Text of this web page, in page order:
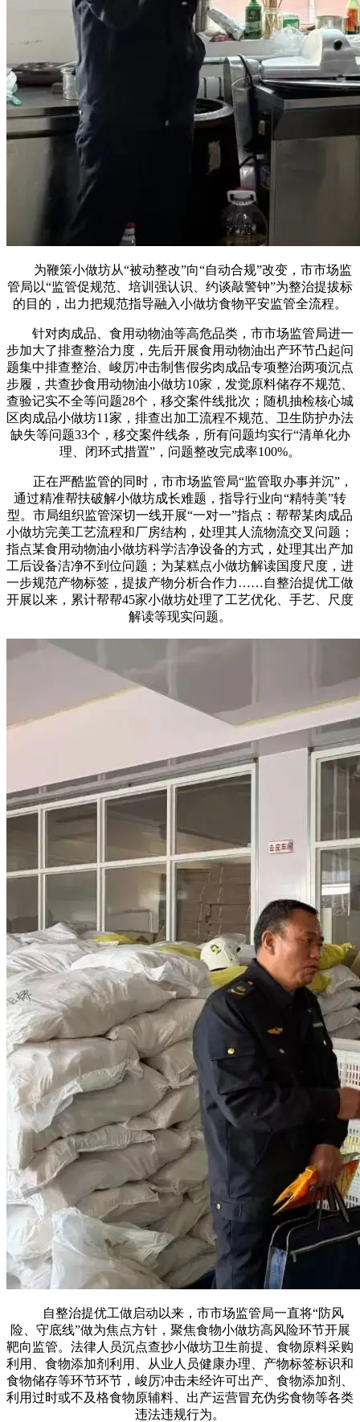
为鞭策小做坊从“被动整改”向“自动合规”改变，市市场监
管局以“监管促规范、培训强认识、约谈敲警钟”为整治提拔标
的目的，出力把规范指导融入小做坊食物平安监管全流程。
针对肉成品、食用动物油等高危品类，市市场监管局进一
步加大了排查整治力度，先后开展食用动物油出产环节凸起问
题集中排查整治、峻厉冲击制售假劣肉成品专项整治两项沉点
步履，共查抄食用动物油小做坊10家，发觉原料储存不规范、
查验记实不全等问题28个，移交案件线批次；随机抽检核心城
区肉成品小做坊11家，排查出加工流程不规范、卫生防护办法
缺失等问题33个，移交案件线条，所有问题均实行“清单化办
理、闭环式措置”，问题整改完成率100%。
正在严酷监管的同时，市市场监管局“监管取办事并沉”，
通过精准帮扶破解小做坊成长难题，指导行业向“精特美”转
型。市局组织监管深切一线开展“一对一”指点：帮帮某肉成品
小做坊完美工艺流程和厂房结构，处理其人流物流交叉问题；
指点某食用动物油小做坊科学洁净设备的方式，处理其出产加
工后设备洁净不到位问题；为某糕点小做坊解读国度尺度，进
一步规范产物标签，提拔产物分析合作力……自整治提优工做
开展以来，累计帮帮45家小做坊处理了工艺优化、手艺、尺度
解读等现实问题。
自整治提优工做启动以来，市市场监管局一直将“防风
险、守底线”做为焦点方针，聚焦食物小做坊高风险环节开展
靶向监管。法律人员沉点查抄小做坊卫生前提、食物原料采购
利用、食物添加剂利用、从业人员健康办理、产物标签标识和
食物储存等环节环节，峻厉冲击未经许可出产、食物添加剂、
利用过时或不及格食物原辅料、出产运营冒充伪劣食物等各类
违法违规行为。